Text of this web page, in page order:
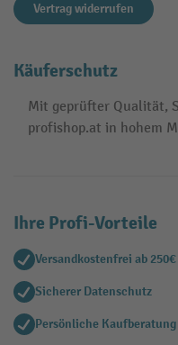
Vertrag widerrufen
Käuferschutz
Mit geprüfter Qualität,
profishop.at in hohem
Ihre Profi-Vorteile
Versandkostenfrei ab 250€
Sicherer Datenschutz
Persönliche Kaufberatung